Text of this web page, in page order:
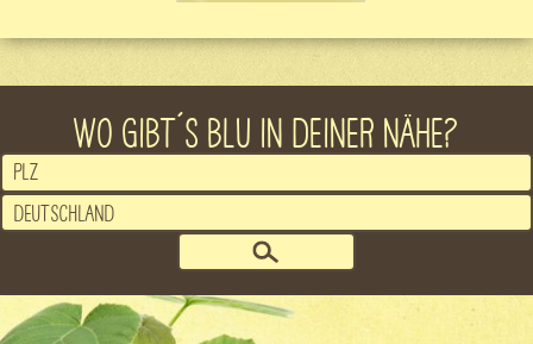
WO GIBT´S BLU IN DEINER NÄHE?